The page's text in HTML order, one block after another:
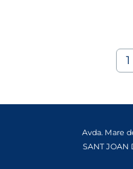
1
Avda. Mare
SANT JOAN